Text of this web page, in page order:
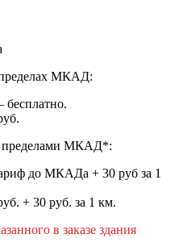
пределах МКАД:
бесплатно.
пределами МКАД*:
до МКАДа + 30 руб за 1
+ 30 руб. за 1 км.
в заказе здания